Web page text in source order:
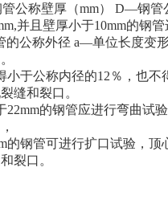
公称壁厚（mm） D—钢
并且壁厚小于10mm的钢
的公称外径 a—单位长度变
小于公称内径的12％，也
缝和裂口。
22mm的钢管应进行弯曲试
的钢管可进行扩口试验，顶
裂口。